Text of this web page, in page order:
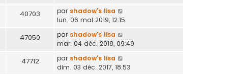
40703 par shadow's lisa
lun. 06 mai 2019, 12:15
47050 par shadow's lisa
mar. 04 déc. 2018, 09:49
47712 par shadow's lisa
dim. 03 déc. 2017, 18:53